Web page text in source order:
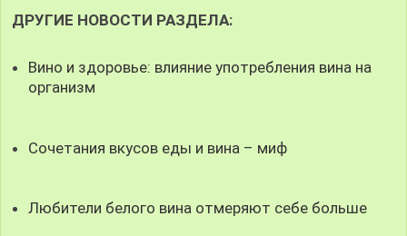
ДРУГИЕ НОВОСТИ РАЗДЕЛА:
Вино и здоровье: влияние употребления вина на
организм
Сочетания вкусов еды и вина – миф
Любители белого вина отмеряют себе больше